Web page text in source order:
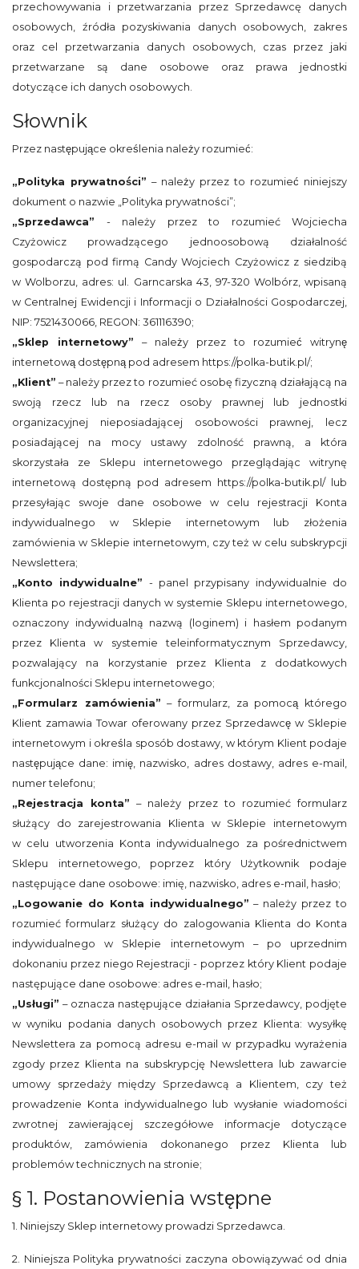
przechowywania i przetwarzania przez Sprzedawcę danych
osobowych, źródła pozyskiwania danych osobowych, zakres
oraz cel przetwarzania danych osobowych, czas przez jaki
przetwarzane są dane osobowe oraz prawa jednostki
dotyczące ich danych osobowych.
Słownik
Przez następujące określenia należy rozumieć:
„Polityka prywatności” – należy przez to rozumieć niniejszy
dokument o nazwie „Polityka prywatności”;
„Sprzedawca” - należy przez to rozumieć Wojciecha
Czyżowicz prowadzącego jednoosobową działalność
gospodarczą pod firmą Candy Wojciech Czyżowicz z siedzibą
w Wolborzu, adres: ul. Garncarska 43, 97-320 Wolbórz, wpisaną
w Centralnej Ewidencji i Informacji o Działalności Gospodarczej,
NIP: 7521430066, REGON: 361116390;
„Sklep internetowy” – należy przez to rozumieć witrynę
internetową dostępną pod adresem https://polka-butik.pl/;
„Klient” – należy przez to rozumieć osobę fizyczną działającą na
swoją rzecz lub na rzecz osoby prawnej lub jednostki
organizacyjnej nieposiadającej osobowości prawnej, lecz
posiadającej na mocy ustawy zdolność prawną, a która
skorzystała ze Sklepu internetowego przeglądając witrynę
internetową dostępną pod adresem https://polka-butik.pl/ lub
przesyłając swoje dane osobowe w celu rejestracji Konta
indywidualnego w Sklepie internetowym lub złożenia
zamówienia w Sklepie internetowym, czy też w celu subskrypcji
Newslettera;
„Konto indywidualne” - panel przypisany indywidualnie do
Klienta po rejestracji danych w systemie Sklepu internetowego,
oznaczony indywidualną nazwą (loginem) i hasłem podanym
przez Klienta w systemie teleinformatycznym Sprzedawcy,
pozwalający na korzystanie przez Klienta z dodatkowych
funkcjonalności Sklepu internetowego;
„Formularz zamówienia” – formularz, za pomocą którego
Klient zamawia Towar oferowany przez Sprzedawcę w Sklepie
internetowym i określa sposób dostawy, w którym Klient podaje
następujące dane: imię, nazwisko, adres dostawy, adres e-mail,
numer telefonu;
„Rejestracja konta” – należy przez to rozumieć formularz
służący do zarejestrowania Klienta w Sklepie internetowym
w celu utworzenia Konta indywidualnego za pośrednictwem
Sklepu internetowego, poprzez który Użytkownik podaje
następujące dane osobowe: imię, nazwisko, adres e-mail, hasło;
„Logowanie do Konta indywidualnego” – należy przez to
rozumieć formularz służący do zalogowania Klienta do Konta
indywidualnego w Sklepie internetowym – po uprzednim
dokonaniu przez niego Rejestracji - poprzez który Klient podaje
następujące dane osobowe: adres e-mail, hasło;
„Usługi” – oznacza następujące działania Sprzedawcy, podjęte
w wyniku podania danych osobowych przez Klienta: wysyłkę
Newslettera za pomocą adresu e-mail w przypadku wyrażenia
zgody przez Klienta na subskrypcję Newslettera lub zawarcie
umowy sprzedaży między Sprzedawcą a Klientem, czy też
prowadzenie Konta indywidualnego lub wysłanie wiadomości
zwrotnej zawierającej szczegółowe informacje dotyczące
produktów, zamówienia dokonanego przez Klienta lub
problemów technicznych na stronie;
§ 1. Postanowienia wstępne
1. Niniejszy Sklep internetowy prowadzi Sprzedawca.
2. Niniejsza Polityka prywatności zaczyna obowiązywać od dnia